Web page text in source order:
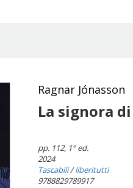
Ragnar Jónasson
La signora
pp. 112, 1° ed.
2024
Tascabili/liberitutti
9788829789917